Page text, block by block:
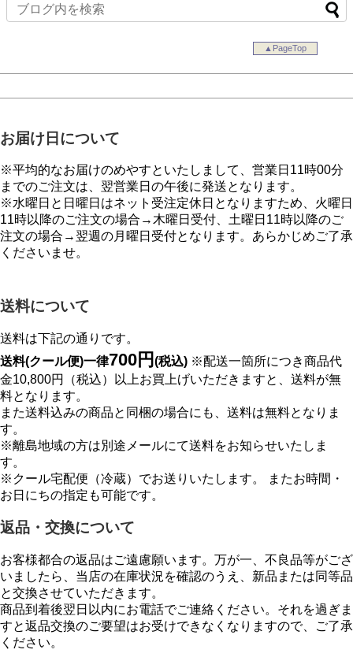
▲PageTop
お届け日について
※平均的なお届けのめやすといたしまして、営業日11時00分
までのご注文は、翌営業日の午後に発送となります。
※水曜日と日曜日はネット受注定休日となりますため、火曜日
11時以降のご注文の場合→木曜日受付、土曜日11時以降のご
注文の場合→翌週の月曜日受付となります。あらかじめご了承
くださいませ。
送料について
送料は下記の通りです。
送料(クール便)一律700円 (税込) ※配送一箇所につき商品代
金10,800円（税込）以上お買上げいただきますと、送料が無
料となります。
また送料込みの商品と同梱の場合にも、送料は無料となりま
す。
※離島地域の方は別途メールにて送料をお知らせいたしま
す。
※クール宅配便（冷蔵）でお送りいたします。 またお時間・
お日にちの指定も可能です。
返品・交換について
お客様都合の返品はご遠慮願います。万が一、不良品等がござ
いましたら、当店の在庫状況を確認のうえ、新品または同等品
と交換させていただきます。
商品到着後翌日以内にお電話でご連絡ください。それを過ぎま
すと返品交換のご要望はお受けできなくなりますので、ご了承
ください。